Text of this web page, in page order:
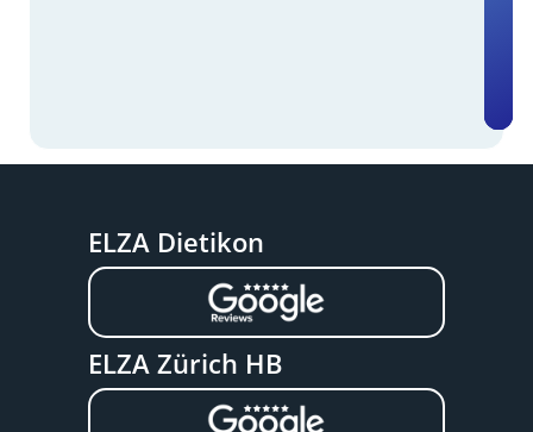
ELZA Dietikon
ELZA Zürich HB